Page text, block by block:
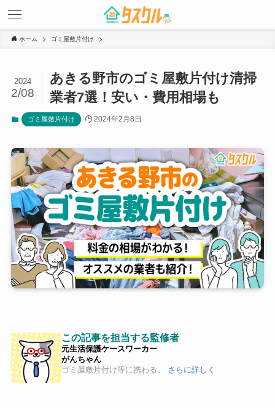
ホーム ゴミ屋敷片付け
あきる野市のゴミ屋敷片付け清掃
業者7選！安い・費用相場も
2024
2/08
ゴミ屋敷片付け 2024年2月8日
この記事を担当する監修者
元生活保護ケースワーカー
がんちゃん
ゴミ屋敷片付け等に携わる。 さらに詳しく